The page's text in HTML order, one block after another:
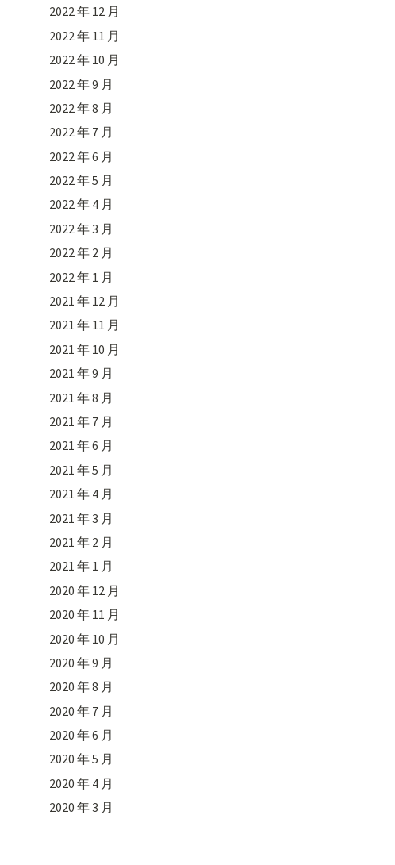
2022 年 12 月
2022 年 11 月
2022 年 10 月
2022 年 9 月
2022 年 8 月
2022 年 7 月
2022 年 6 月
2022 年 5 月
2022 年 4 月
2022 年 3 月
2022 年 2 月
2022 年 1 月
2021 年 12 月
2021 年 11 月
2021 年 10 月
2021 年 9 月
2021 年 8 月
2021 年 7 月
2021 年 6 月
2021 年 5 月
2021 年 4 月
2021 年 3 月
2021 年 2 月
2021 年 1 月
2020 年 12 月
2020 年 11 月
2020 年 10 月
2020 年 9 月
2020 年 8 月
2020 年 7 月
2020 年 6 月
2020 年 5 月
2020 年 4 月
2020 年 3 月